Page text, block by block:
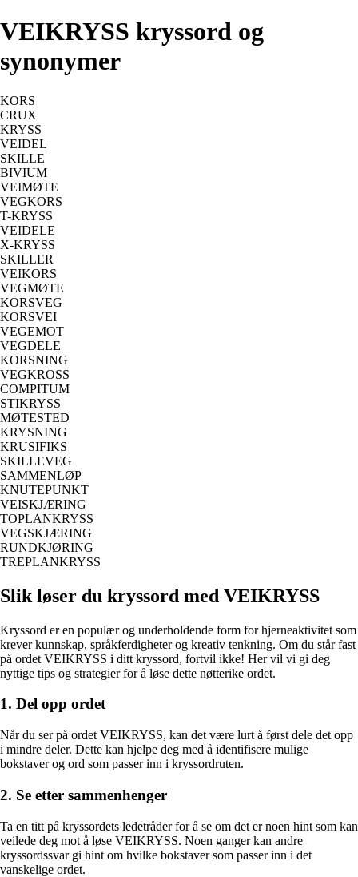
VEIKRYSS kryssord og
synonymer
KORS
CRUX
KRYSS
VEIDEL
SKILLE
BIVIUM
VEIMØTE
VEGKORS
T-KRYSS
VEIDELE
X-KRYSS
SKILLER
VEIKORS
VEGMØTE
KORSVEG
KORSVEI
VEGEMOT
VEGDELE
KORSNING
VEGKROSS
COMPITUM
STIKRYSS
MØTESTED
KRYSNING
KRUSIFIKS
SKILLEVEG
SAMMENLØP
KNUTEPUNKT
VEISKJÆRING
TOPLANKRYSS
VEGSKJÆRING
RUNDKJØRING
TREPLANKRYSS
Slik løser du kryssord med VEIKRYSS
Kryssord er en populær og underholdende form for hjerneaktivitet som
krever kunnskap, språkferdigheter og kreativ tenkning. Om du står fast
på ordet VEIKRYSS i ditt kryssord, fortvil ikke! Her vil vi gi deg
nyttige tips og strategier for å løse dette nøtterike ordet.
1. Del opp ordet
Når du ser på ordet VEIKRYSS, kan det være lurt å først dele det opp
i mindre deler. Dette kan hjelpe deg med å identifisere mulige
bokstaver og ord som passer inn i kryssordruten.
2. Se etter sammenhenger
Ta en titt på kryssordets ledetråder for å se om det er noen hint som kan
veilede deg mot å løse VEIKRYSS. Noen ganger kan andre
kryssordssvar gi hint om hvilke bokstaver som passer inn i det
vanskelige ordet.